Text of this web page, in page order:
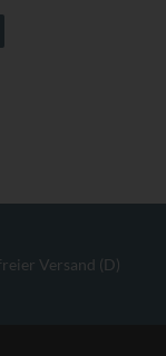
Versand (D)